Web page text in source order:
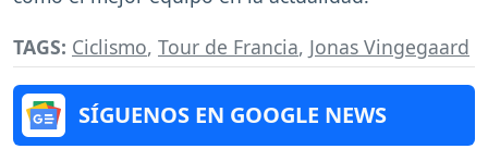
TAGS: Ciclismo, Tour de Francia, Jonas Vingegaard
SÍGUENOS EN GOOGLE NEWS